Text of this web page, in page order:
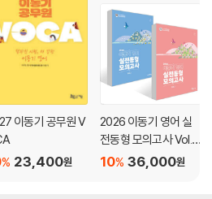
이동기 공무원 V
23,400원
%
2026 이동기 영어 실
전동형 모의고사 Vol.1
~2 세트36,000원
10%